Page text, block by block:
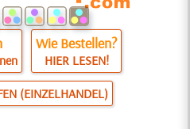
Wie Bestellen?
HIER LESEN!
(EINZELHANDEL)